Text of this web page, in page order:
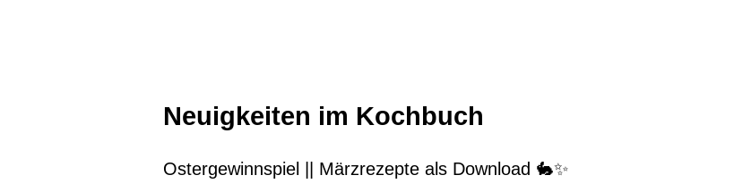
Neuigkeiten im Kochbuch
Ostergewinnspiel || Märzrezepte als Download 🐇✨